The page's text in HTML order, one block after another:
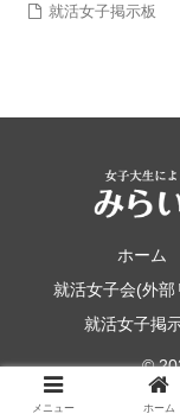
就活女子掲示板
ホーム
就活女子会(外部
就活女子掲
©
メニュー ホーム